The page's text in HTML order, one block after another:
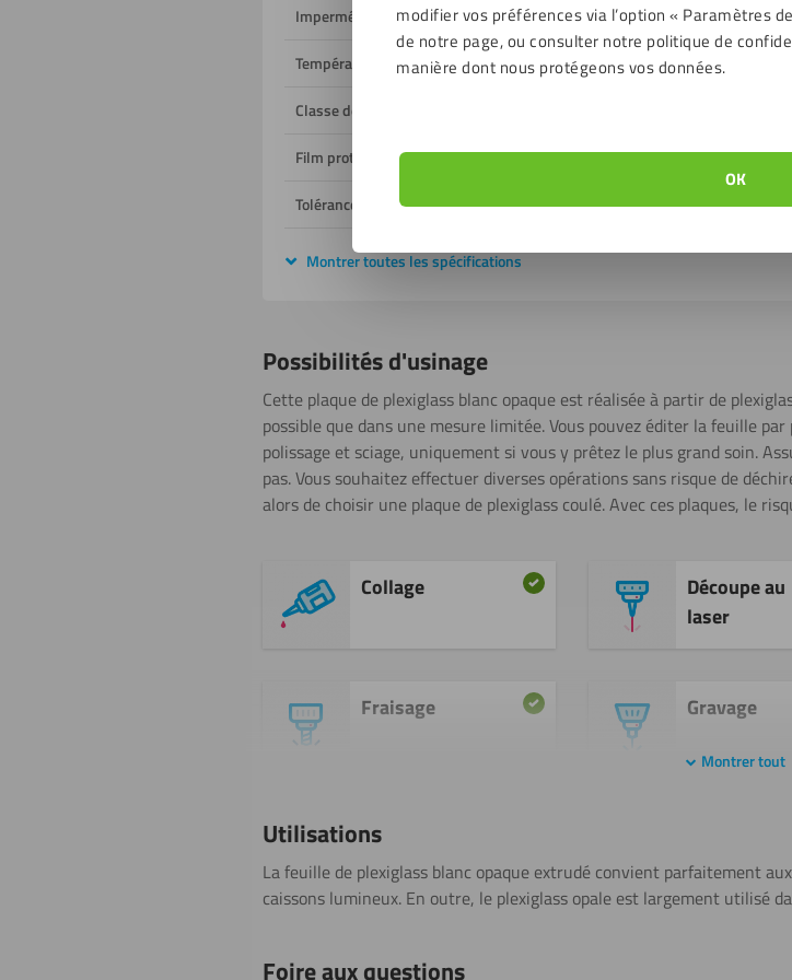
modifier vos préférences via l’option « Paramètres
de notre page, ou consulter notre politique de
manière dont nous protégeons vos données.
OK
Imperméable à l'humidité Oui
Température de fonctionnement - 40 jusqu'à 80 ℃
Classe de feu
Film protecteur Deux côtés
Tolérance dimensionnelle +/- 1 mm
Montrer toutes les spécifications
Possibilités d'usinage
Cette plaque de plexiglass blanc opaque est réalisée à partir de
possible que dans une mesure limitée. Vous pouvez éditer la feuille
polissage et sciage, uniquement si vous y prêtez le plus grand soin.
pas. Vous souhaitez effectuer diverses opérations sans risque de
alors de choisir une plaque de plexiglass coulé. Avec ces plaques, le
Collage
Découpe au
laser
Fraisage Gravage
Peindre
Montrer tout
Utilisations
La feuille de plexiglass blanc opaque extrudé convient parfaitement
caissons lumineux. En outre, le plexiglass opale est largement utilisé
Foire aux questions